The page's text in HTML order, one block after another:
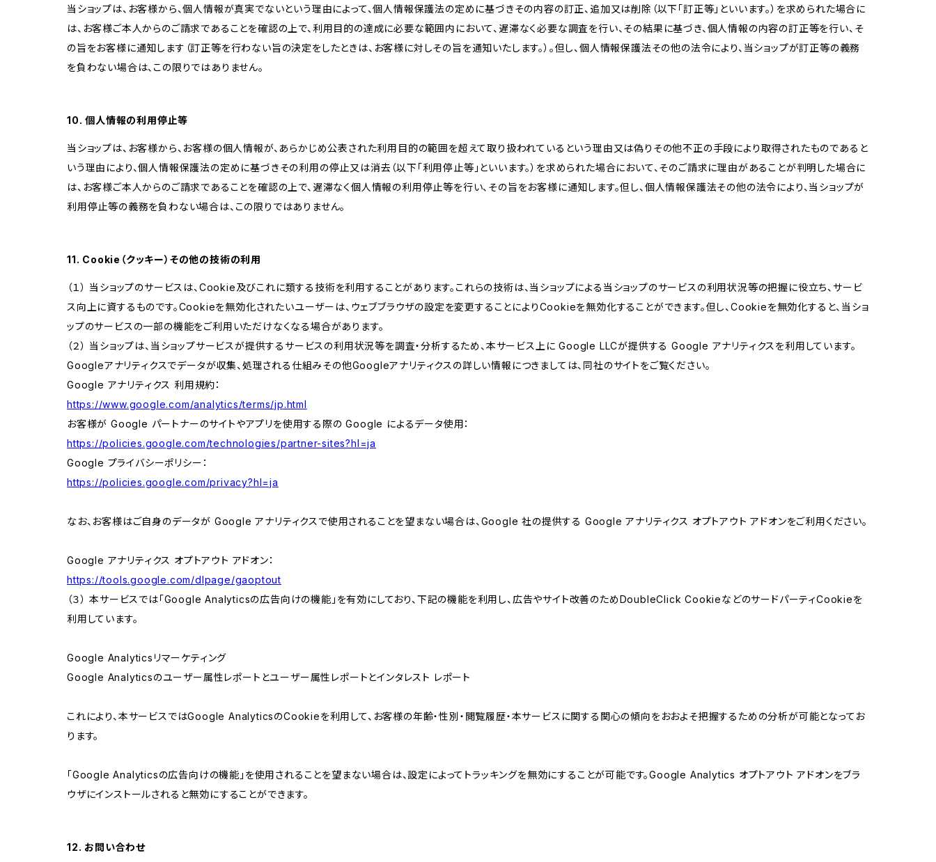
当ショップは、お客様から、個人情報が真実でないという理由によって、個人情報保護法の定めに基づきその内容の訂正、追加又は削除（以下「訂正等」といいます。）を求められた場合に
は、お客様ご本人からのご請求であることを確認の上で、利用目的の達成に必要な範囲内において、遅滞なく必要な調査を行い、その結果に基づき、個人情報の内容の訂正等を行い、そ
の旨をお客様に通知します（訂正等を行わない旨の決定をしたときは、お客様に対しその旨を通知いたします。）。但し、個人情報保護法その他の法令により、当ショップが訂正等の義務
を負わない場合は、この限りではありません。
10. 個人情報の利用停止等
当ショップは、お客様から、お客様の個人情報が、あらかじめ公表された利用目的の範囲を超えて取り扱われているという理由又は偽りその他不正の手段により取得されたものであると
いう理由により、個人情報保護法の定めに基づきその利用の停止又は消去（以下「利用停止等」といいます。）を求められた場合において、そのご請求に理由があることが判明した場合に
は、お客様ご本人からのご請求であることを確認の上で、遅滞なく個人情報の利用停止等を行い、その旨をお客様に通知します。但し、個人情報保護法その他の法令により、当ショップが
利用停止等の義務を負わない場合は、この限りではありません。
11. Cookie（クッキー）その他の技術の利用
（１） 当ショップのサービスは、Cookie及びこれに類する技術を利用することがあります。これらの技術は、当ショップによる当ショップのサービスの利用状況等の把握に役立ち、サービ
ス向上に資するものです。Cookieを無効化されたいユーザーは、ウェブブラウザの設定を変更することによりCookieを無効化することができます。但し、Cookieを無効化すると、当ショ
ップのサービスの一部の機能をご利用いただけなくなる場合があります。
（２） 当ショップは、当ショップサービスが提供するサービスの利用状況等を調査・分析するため、本サービス上に Google LLCが提供する Google アナリティクスを利用しています。
Googleアナリティクスでデータが収集、処理される仕組みその他Googleアナリティクスの詳しい情報につきましては、同社のサイトをご覧ください。
Google アナリティクス 利用規約：
https://www.google.com/analytics/terms/jp.html
お客様が Google パートナーのサイトやアプリを使用する際の Google によるデータ使用：
https://policies.google.com/technologies/partner-sites?hl=ja
Google プライバシーポリシー：
https://policies.google.com/privacy?hl=ja
なお、お客様はご自身のデータが Google アナリティクスで使用されることを望まない場合は、Google 社の提供する Google アナリティクス オプトアウト アドオンをご利用ください。
Google アナリティクス オプトアウト アドオン：
https://tools.google.com/dlpage/gaoptout
（３） 本サービスでは「Google Analyticsの広告向けの機能」を有効にしており、下記の機能を利用し、広告やサイト改善のためDoubleClick CookieなどのサードパーティCookieを
利用しています。
Google Analyticsリマーケティング
Google Analyticsのユーザー属性レポートとユーザー属性レポートとインタレスト レポート
これにより、本サービスではGoogle AnalyticsのCookieを利用して、お客様の年齢・性別・閲覧履歴・本サービスに関する関心の傾向をおおよそ把握するための分析が可能となってお
ります。
「Google Analyticsの広告向けの機能」を使用されることを望まない場合は、設定によってトラッキングを無効にすることが可能です。Google Analytics オプトアウト アドオンをブラ
ウザにインストールされると無効にすることができます。
12. お問い合わせ